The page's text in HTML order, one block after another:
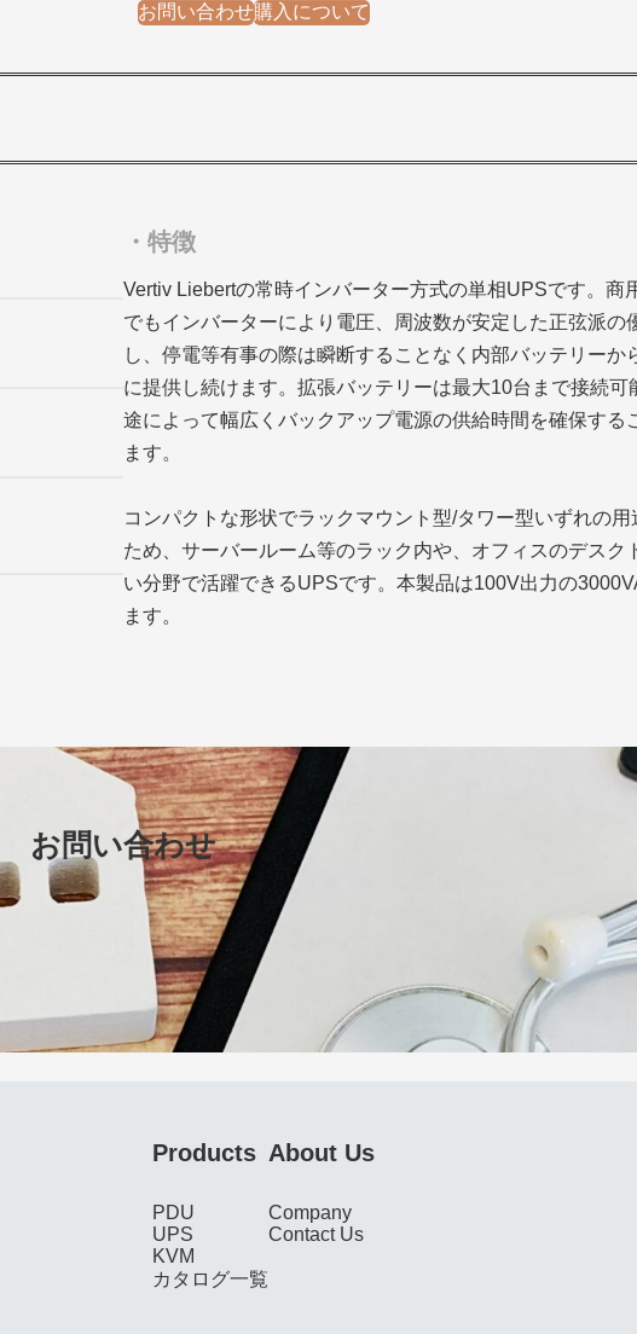
お問い合わせ購入について
・特徴
Vertiv Liebertの常時インバーター方式の単相UPSです。商
でもインバーターにより電圧、周波数が安定した正弦派の
し、停電等有事の際は瞬断することなく内部バッテリーか
に提供し続けます。拡張バッテリーは最大10台まで接続可
途によって幅広くバックアップ電源の供給時間を確保する
ます。
コンパクトな形状でラックマウント型/タワー型いずれの
ため、サーバールーム等のラック内や、オフィスのデスク
い分野で活躍できるUPSです。本製品は100V出力の
ます。
お問い合わせ
Products
PDU
UPS
KVM
カタログ一覧
About Us
Company
Contact Us